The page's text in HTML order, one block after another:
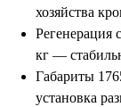
хозяйства
Регенерация
кг —
Габариты
установка